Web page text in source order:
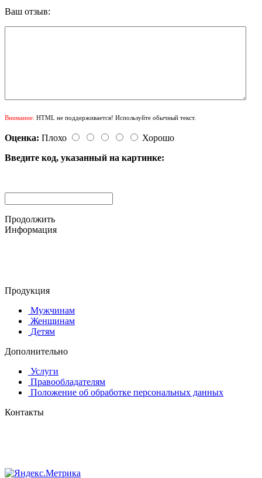
Ваш отзыв:
Внимание: HTML не поддерживается! Используйте обычный текст.
Оценка: Плохо
Хорошо
Введите код, указанный на картинке:
Продолжить
Информация
Продукция
Мужчинам
Женщинам
Детям
Дополнительно
Услуги
Правообладателям
Положение об обработке персональных данных
Контакты